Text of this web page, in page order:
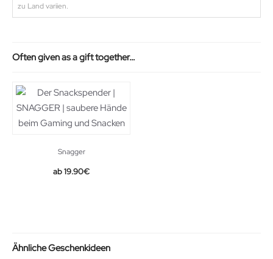
zu Land variien.
Often given as a gift together…
Snagger
19.90€
Ähnliche Geschenkideen